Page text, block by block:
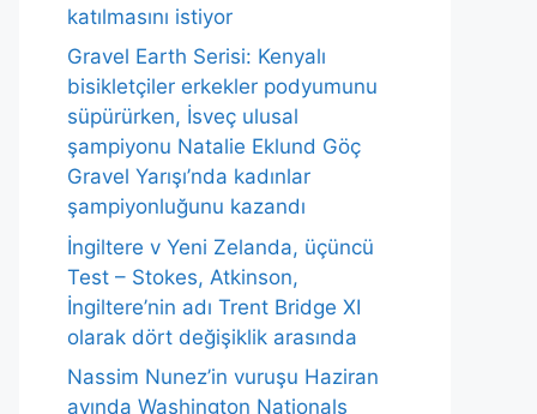
katılmasını istiyor
Gravel Earth Serisi: Kenyalı
bisikletçiler erkekler podyumunu
süpürürken, İsveç ulusal
şampiyonu Natalie Eklund Göç
Gravel Yarışı’nda kadınlar
şampiyonluğunu kazandı
İngiltere v Yeni Zelanda, üçüncü
Test – Stokes, Atkinson,
İngiltere’nin adı Trent Bridge XI
olarak dört değişiklik arasında
Nassim Nunez’in vuruşu Haziran
ayında Washington Nationals